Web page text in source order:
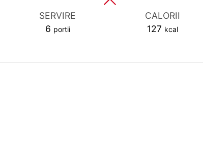
SERVIRE
6 portii
CALORII
127 kcal